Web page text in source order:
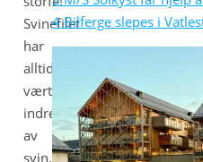
Svinefilet
har
alltid
vært
indrefilet
av
svin.
4 Bilferge slepes i